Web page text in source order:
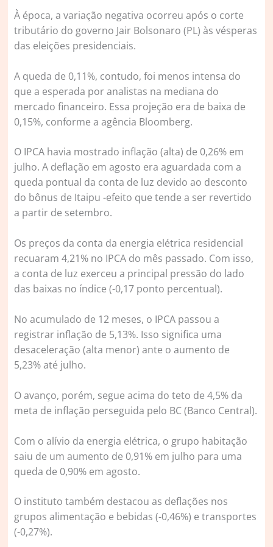
À época, a variação negativa ocorreu após o corte
tributário do governo Jair Bolsonaro (PL) às vésperas
das eleições presidenciais.
A queda de 0,11%, contudo, foi menos intensa do
que a esperada por analistas na mediana do
mercado financeiro. Essa projeção era de baixa de
0,15%, conforme a agência Bloomberg.
O IPCA havia mostrado inflação (alta) de 0,26% em
julho. A deflação em agosto era aguardada com a
queda pontual da conta de luz devido ao desconto
do bônus de Itaipu -efeito que tende a ser revertido
a partir de setembro.
Os preços da conta da energia elétrica residencial
recuaram 4,21% no IPCA do mês passado. Com isso,
a conta de luz exerceu a principal pressão do lado
das baixas no índice (-0,17 ponto percentual).
No acumulado de 12 meses, o IPCA passou a
registrar inflação de 5,13%. Isso significa uma
desaceleração (alta menor) ante o aumento de
5,23% até julho.
O avanço, porém, segue acima do teto de 4,5% da
meta de inflação perseguida pelo BC (Banco Central).
Com o alívio da energia elétrica, o grupo habitação
saiu de um aumento de 0,91% em julho para uma
queda de 0,90% em agosto.
O instituto também destacou as deflações nos
grupos alimentação e bebidas (-0,46%) e transportes
(-0,27%).